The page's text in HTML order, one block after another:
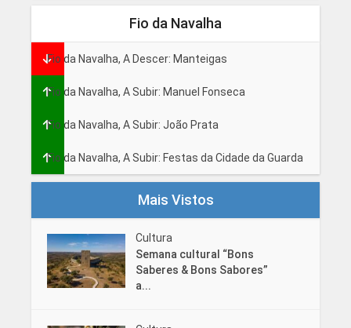
Fio da Navalha
Fio da Navalha, A Descer: Manteigas
Fio da Navalha, A Subir: Manuel Fonseca
Fio da Navalha, A Subir: João Prata
Fio da Navalha, A Subir: Festas da Cidade da Guarda
Mais Vistos
Cultura
Semana cultural “Bons
Saberes & Bons Sabores”
a...